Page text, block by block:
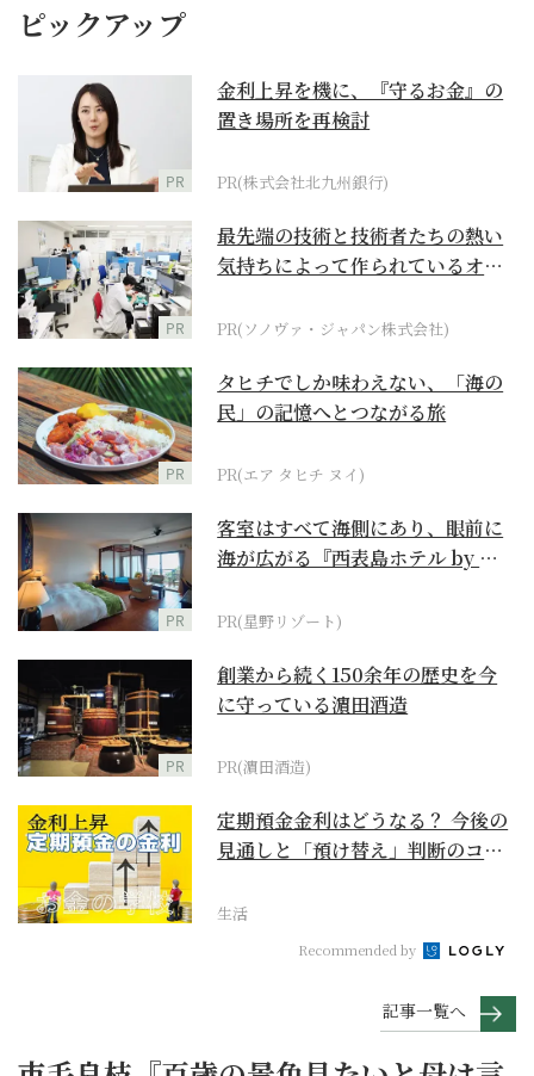
ピックアップ
PR
金利上昇を機に、『守るお金』の
置き場所を再検討
PR(株式会社北九州銀行)
PR
最先端の技術と技術者たちの熱い
気持ちによって作られているオー
PR(ソノヴァ・ジャパン株式会社)
PR
タヒチでしか味わえない、「海の
民」の記憶へとつながる旅
PR(エア タヒチ ヌイ)
PR
客室はすべて海側にあり、眼前に
海が広がる『西表島ホテル by 星
PR(星野リゾート)
PR
創業から続く150余年の歴史を今
に守っている濵田酒造
PR(濵田酒造)
定期預金金利はどうなる？ 今後の
見通しと「預け替え」判断のコツ
生活
Recommended by
記事一覧へ